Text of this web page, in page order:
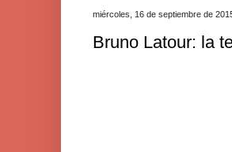
miércoles, 16 de septiembre de
Bruno Latour: la